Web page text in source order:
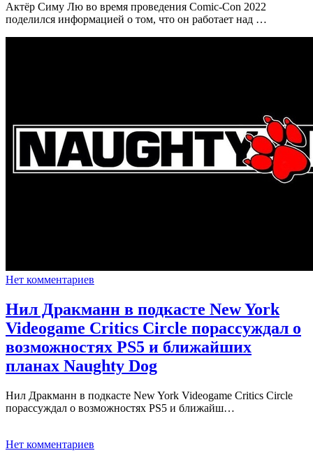
Актёр Симу Лю во время проведения Comic-Con 2022
поделился информацией о том, что он работает над …
Нет комментариев
Нил Дракманн в подкасте New York
Videogame Critics Circle порассуждал о
возможностях PS5 и ближайших
планах Naughty Dog
Нил Дракманн в подкасте New York Videogame Critics Circle
порассуждал о возможностях PS5 и ближайш…
Нет комментариев